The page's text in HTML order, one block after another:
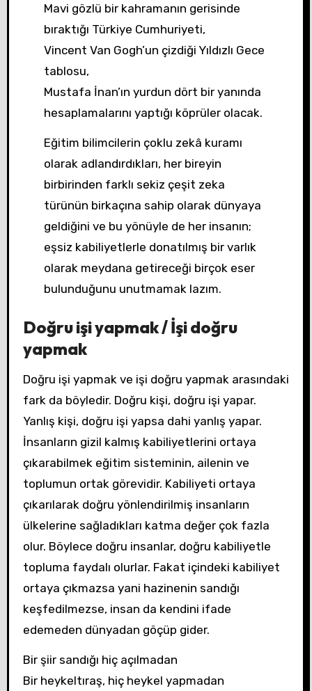
Mavi gözlü bir kahramanın gerisinde
bıraktığı Türkiye Cumhuriyeti,
Vincent Van Gogh’un çizdiği Yıldızlı Gece
tablosu,
Mustafa İnan’ın yurdun dört bir yanında
hesaplamalarını yaptığı köprüler olacak.
Eğitim bilimcilerin çoklu zekâ kuramı
olarak adlandırdıkları, her bireyin
birbirinden farklı sekiz çeşit zeka
türünün birkaçına sahip olarak dünyaya
geldiğini ve bu yönüyle de her insanın;
eşsiz kabiliyetlerle donatılmış bir varlık
olarak meydana getireceği birçok eser
bulunduğunu unutmamak lazım.
Doğru işi yapmak / İşi doğru
yapmak
Doğru işi yapmak ve işi doğru yapmak arasındaki
fark da böyledir. Doğru kişi, doğru işi yapar.
Yanlış kişi, doğru işi yapsa dahi yanlış yapar.
İnsanların gizil kalmış kabiliyetlerini ortaya
çıkarabilmek eğitim sisteminin, ailenin ve
toplumun ortak görevidir. Kabiliyeti ortaya
çıkarılarak doğru yönlendirilmiş insanların
ülkelerine sağladıkları katma değer çok fazla
olur. Böylece doğru insanlar, doğru kabiliyetle
topluma faydalı olurlar. Fakat içindeki kabiliyet
ortaya çıkmazsa yani hazinenin sandığı
keşfedilmezse, insan da kendini ifade
edemeden dünyadan göçüp gider.
Bir şiir sandığı hiç açılmadan
Bir heykeltıraş, hiç heykel yapmadan